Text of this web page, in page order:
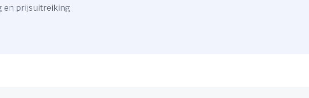
en prijsuitreiking